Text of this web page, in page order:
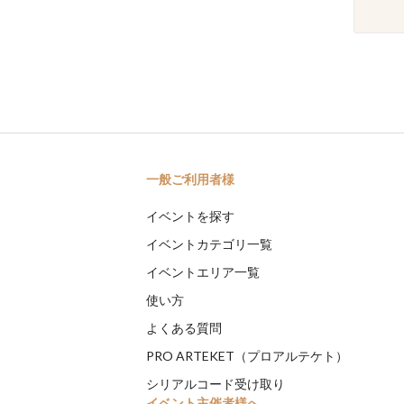
一般ご利用者様
イベントを探す
イベントカテゴリ一覧
イベントエリア一覧
使い方
よくある質問
PRO ARTEKET（プロアルテケト）
シリアルコード受け取り